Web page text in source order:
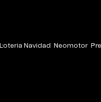
Loteria Navidad Neomotor